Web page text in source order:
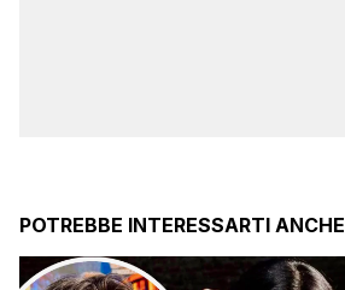
POTREBBE INTERESSARTI ANCHE